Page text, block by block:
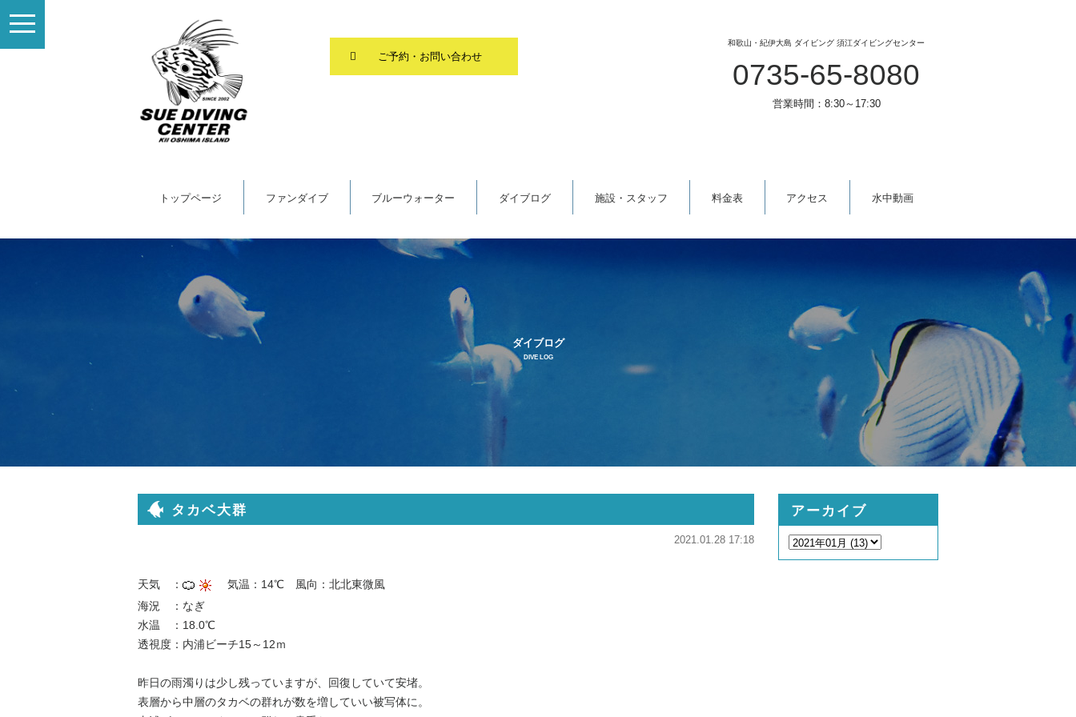
toggle
navigation
和歌山・紀伊大島 ダイビング 須江ダイビングセンター
0735-65-8080
営業時間：8:30～17:30
ご予約・お問い合わせ
トップページ ファンダイブ ブルーウォーター ダイブログ 施設・スタッフ 料金表 アクセス 水中動画
ダイブログ
DIVE LOG
タカベ大群
2021.01.28 17:18
天気 ：
気温：14℃ 風向：北北東微風
海況 ：なぎ
水温 ：18.0℃
透視度：内浦ビーチ15～12ｍ
昨日の雨濁りは少し残っていますが、回復していて安堵。
表層から中層のタカベの群れが数を増していい被写体に。
アーカイブ